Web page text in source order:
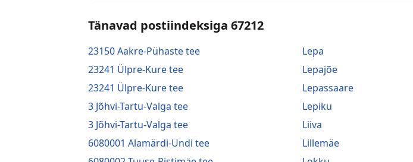
Tänavad postiindeksiga 67212
23150 Aakre-Pühaste tee
23241 Ülpre-Kure tee
23241 Ülpre-Kure tee
3 Jõhvi-Tartu-Valga tee
3 Jõhvi-Tartu-Valga tee
6080001 Alamärdi-Undi tee
Lepa
Lepajõe
Lepassaare
Lepiku
Liiva
Lillemäe